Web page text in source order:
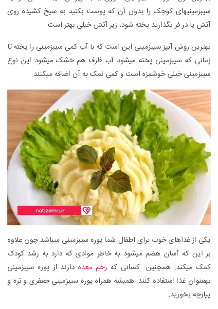
سیب‎زمینی‎های کوچک را بدون آن که پوست بکنید به سیخ کشیده روی
آتش یا در فر بگذارید پخته شود، زیر آتش خیلی بهتر است.
بهترین روش آب‎پز سیب‎زمینی این است که با آب کمی سیب‎زمینی را پخته تا
زمانی که سیب‎زمینی پخته می‎شود آب ظرف هم خشک می‎شود این نوع
سیب‎زمینی خیلی خوشمزه است و کمی نمک به آن اضافه می‎کنند.
یکی از غذاهای خوب برای اطفال شما پوره سیب‎زمینی می‎باشد چون علاوه
بر این که آسان هضم می‎شود به خاطر موادی که دارد به رشد کودک
کمک می‎کند. همچنین کسانی که
زخم معده
دارند از پوره سیب‎زمینی
به‎عنوان غذا استفاده کنند. همیشه همراه پوره سیب‎زمینی جعفری و تره و
پیازچه بخورید.